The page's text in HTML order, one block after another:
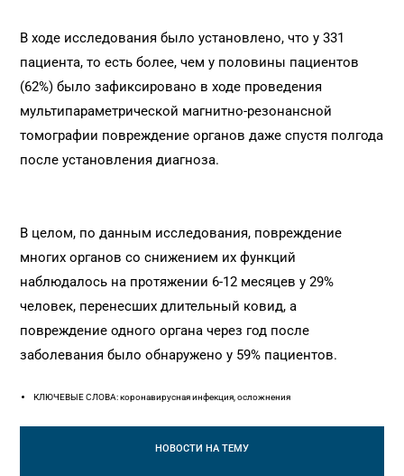
В ходе исследования было установлено, что у 331
пациента, то есть более, чем у половины пациентов
(62%) было зафиксировано в ходе проведения
мультипараметрической магнитно-резонансной
томографии повреждение органов даже спустя полгода
после установления диагноза.
В целом, по данным исследования, повреждение
многих органов со снижением их функций
наблюдалось на протяжении 6-12 месяцев у 29%
человек, перенесших длительный ковид, а
повреждение одного органа через год после
заболевания было обнаружено у 59% пациентов.
КЛЮЧЕВЫЕ СЛОВА: коронавирусная инфекция, осложнения
НОВОСТИ НА ТЕМУ